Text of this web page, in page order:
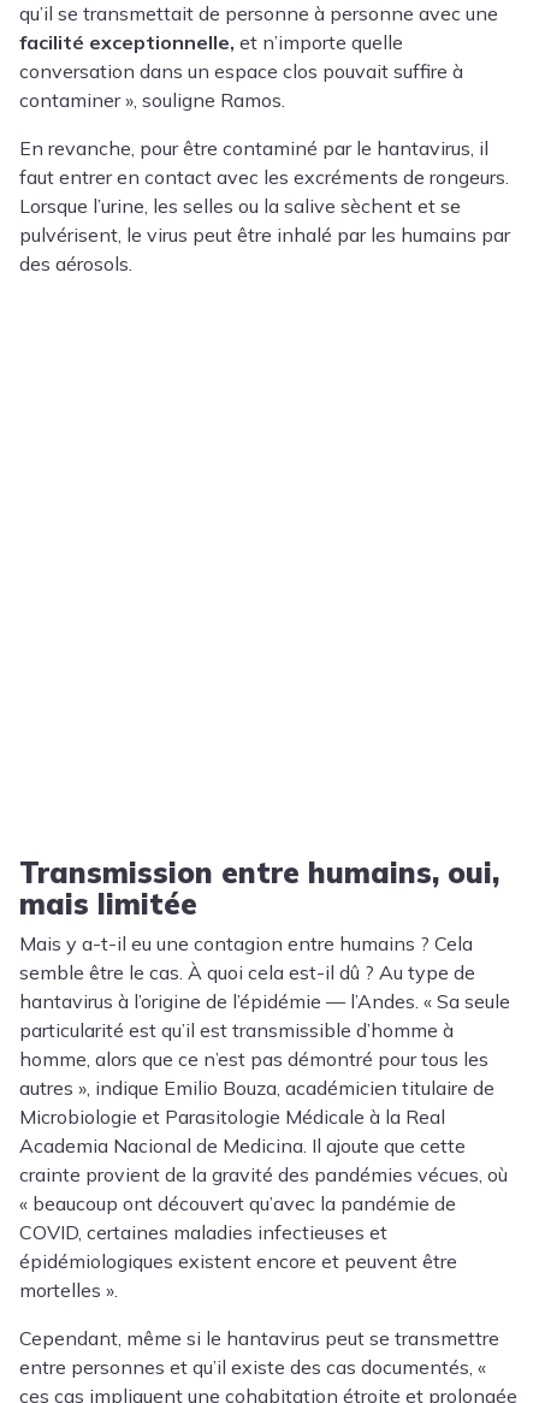
qu’il se transmettait de personne à personne avec une
facilité exceptionnelle, et n’importe quelle
conversation dans un espace clos pouvait suffire à
contaminer », souligne Ramos.
En revanche, pour être contaminé par le hantavirus, il
faut entrer en contact avec les excréments de rongeurs.
Lorsque l’urine, les selles ou la salive sèchent et se
pulvérisent, le virus peut être inhalé par les humains par
des aérosols.
Transmission entre humains, oui,
mais limitée
Mais y a-t-il eu une contagion entre humains ? Cela
semble être le cas. À quoi cela est-il dû ? Au type de
hantavirus à l’origine de l’épidémie — l’Andes. « Sa seule
particularité est qu’il est transmissible d’homme à
homme, alors que ce n’est pas démontré pour tous les
autres », indique Emilio Bouza, académicien titulaire de
Microbiologie et Parasitologie Médicale à la Real
Academia Nacional de Medicina. Il ajoute que cette
crainte provient de la gravité des pandémies vécues, où
« beaucoup ont découvert qu’avec la pandémie de
COVID, certaines maladies infectieuses et
épidémiologiques existent encore et peuvent être
mortelles ».
Cependant, même si le hantavirus peut se transmettre
entre personnes et qu’il existe des cas documentés, «
ces cas impliquent une cohabitation étroite et prolongée